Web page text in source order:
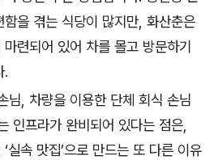
을 겪는 식당이 많지만, 화산춘은
련되어 있어 차를 몰고 방문하기
.
님, 차량을 이용한 단체 회식 손님
인프라가 완비되어 있다는 점은,
실속 맛집’으로 만드는 또 다른 이유